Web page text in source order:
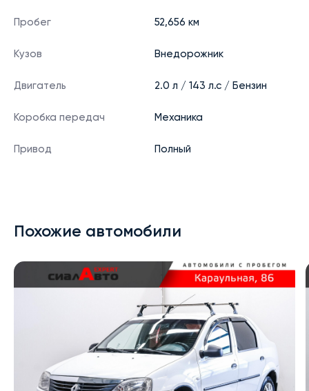
Пробег 52,656 км
Кузов Внедорожник
Двигатель 2.0 л / 143 л.с / Бензин
Коробка передач Механика
Привод Полный
Похожие автомобили